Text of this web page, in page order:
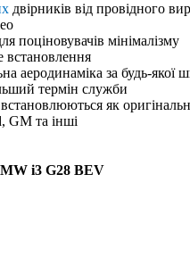
двірників від провідного
поціновувачів мінімалізму
встановлення
аеродинаміка за будь-якої
термін служби
як
GM та інші
i3 G28 BEV